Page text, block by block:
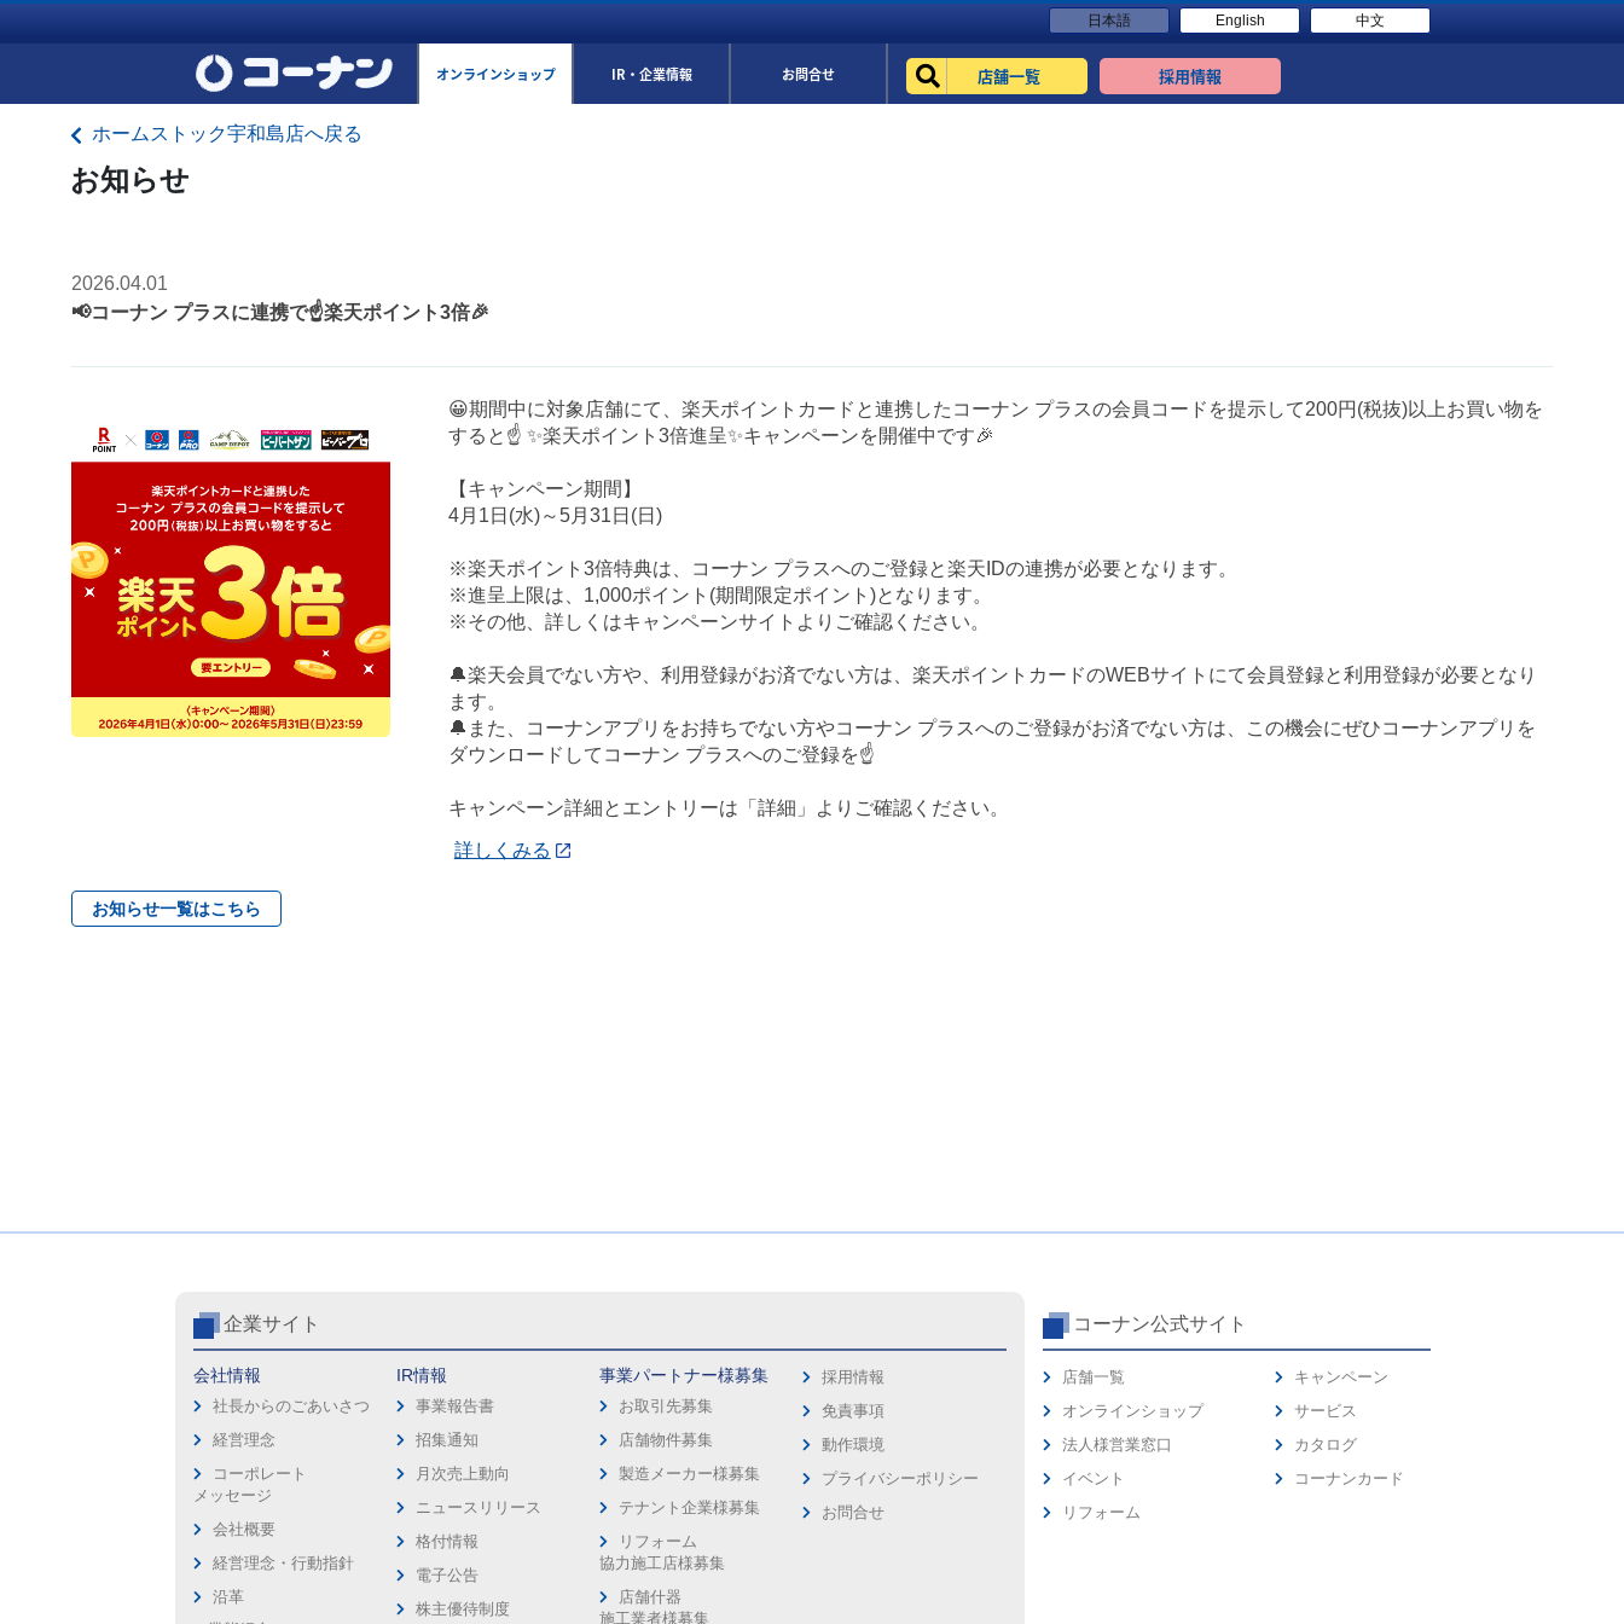
日本語 English 中文
オンラインショップ IR・企業情報 お問合せ 店舗一覧 採用情報
ホームストック宇和島店へ戻る
お知らせ
2026.04.01
📢コーナン プラスに連携で☝️楽天ポイント3倍🎉
😀期間中に対象店舗にて、楽天ポイントカードと連携したコーナン プラスの会員コードを提示して200円(税抜)以上お買い物を
すると☝️ ✨楽天ポイント3倍進呈✨キャンペーンを開催中です🎉
【キャンペーン期間】
4月1日(水)～5月31日(日)
※楽天ポイント3倍特典は、コーナン プラスへのご登録と楽天IDの連携が必要となります。
※進呈上限は、1,000ポイント(期間限定ポイント)となります。
※その他、詳しくはキャンペーンサイトよりご確認ください。
🔔楽天会員でない方や、利用登録がお済でない方は、楽天ポイントカードのWEBサイトにて会員登録と利用登録が必要となり
ます。
🔔また、コーナンアプリをお持ちでない方やコーナン プラスへのご登録がお済でない方は、この機会にぜひコーナンアプリを
ダウンロードしてコーナン プラスへのご登録を☝️
キャンペーン詳細とエントリーは「詳細」よりご確認ください。
詳しくみる
お知らせ一覧はこちら
企業サイト
会社情報
社長からのごあいさつ
経営理念
コーポレート
メッセージ
会社概要
経営理念・行動指針
沿革
IR情報
事業報告書
招集通知
月次売上動向
ニュースリリース
格付情報
電子公告
株主優待制度
事業パートナー様募集
お取引先募集
店舗物件募集
製造メーカー様募集
テナント企業様募集
リフォーム
協力施工店様募集
店舗什器
施工業者様募集
採用情報
免責事項
動作環境
プライバシーポリシー
お問合せ
コーナン公式サイト
店舗一覧
オンラインショップ
法人様営業窓口
イベント
リフォーム
キャンペーン
サービス
カタログ
コーナンカード